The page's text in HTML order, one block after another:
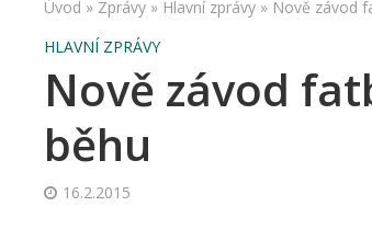
Úvod » Zprávy » Hlavní zprávy » Nově závod
HLAVNÍ ZPRÁVY
Nově závod
běhu
16.2.2015